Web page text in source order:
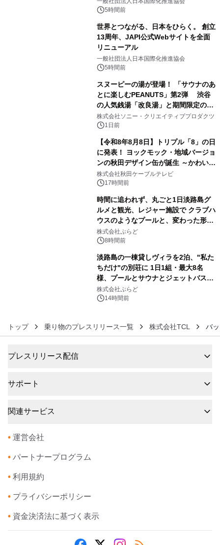
5時間前
世界とつながる、日本をひらく。 創立
13周年、JAPI公式Webサイトを全面
リニューアル
一般社団法人日本国際化推進協会
5時間前
スヌーピーの湯が登場！ 「サウナのあ
とに楽しむPEANUTS」第2弾 渋谷
の人気銭湯「改良湯」と期間限定のコ
ラボレーション サウナイキタイコラ
ボグッズも発売決定！
株式会社ソニー・クリエイティブプロダクツ
1日前
【令和8年8月8日】トリプル「8」の日
に発表！ ヨックモック・地域バージョ
ンの秋田デザイン缶が誕生 ～かわいい
秋田犬の子犬と秋田の四季と名所を巡
るパッケージ～ 9月1日(火)秋田県内で
販売開始
株式会社秋田ケーブルテレビ
17時間前
時間に追われず、丸ごと1日淡路島グ
ルメと観光、レジャー施設で クラブハ
ウスのようなプールと、変わった形の
サウナも 「THE BOXY AWAJI」のお
得な素泊まり連泊プランで
株式会社ぷらど
8時間前
淡路島の一棟貸しヴィラを2泊、"私た
ちだけ"の別荘に 1日1組・最大8名
様、プールとサウナとジェットバス付
きで Villa Mon Temps AWAJIの連泊
素泊りプラン
株式会社ぷらど
14時間前
トップ 乗り物のプレスリリース一覧 株式会社TCL バ
プレスリリース配信
サポート
関連サービス
• 運営会社
• パートナープログラム
• 利用規約
• プライバシーポリシー
• 資金決済法に基づく表示